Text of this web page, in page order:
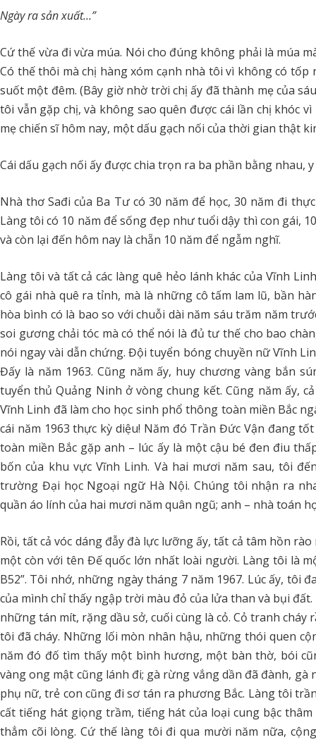
Ngày ra sản xuất…”
Cứ thế vừa đi vừa múa. Nói cho đúng không phải là múa
Có thế thôi mà chị hàng xóm cạnh nhà tôi vì không có
suốt một đêm. (Bây giờ nhờ trời chị ấy đã thành mẹ của
tôi vẫn gặp chị, và không sao quên được cái lần chị khóc
mẹ chiến sĩ hôm nay, một dấu gạch nối của thời gian thật
Cái dấu gạch nối ấy được chia trọn ra ba phần bằng nhau,
Nhà thơ Sađi của Ba Tư có 30 năm để học, 30 năm đi
Làng tôi có 10 năm để sống đẹp như tuổi dậy thì con gái,
và còn lại đến hôm nay là chẵn 10 năm để ngẫm nghĩ.
Làng tôi và tất cả các làng quê hẻo lánh khác của Vĩnh
cô gái nhà quê ra tỉnh, mà là những cô tấm lam lũ, bần
hòa bình có là bao so với chuỗi dài năm sáu trăm năm
soi gương chải tóc mà có thể nói là đủ tư thế cho bao
nói ngay vài dẫn chứng. Đội tuyển bóng chuyền nữ Vĩnh
Đấy là năm 1963. Cũng năm ấy, huy chương vàng bắn
tuyển thủ Quảng Ninh ở vòng chung kết. Cũng năm ấy,
Vĩnh Linh đã làm cho học sinh phổ thông toàn miền Bắc
cái năm 1963 thực kỳ diệu! Năm đó Trần Đức Vận đang
toàn miền Bắc gặp anh – lúc ấy là một cậu bé đen điu
bốn của khu vực Vĩnh Linh. Và hai mươi năm sau, tôi
trường Đại học Ngoại ngữ Hà Nội. Chúng tôi nhận ra
quần áo lính của hai mươi năm quân ngũ; anh – nhà toán
Rồi, tất cả vóc dáng đẫy đà lực lưỡng ấy, tất cả tâm hồn
một còn với tên Đế quốc lớn nhất loài người. Làng tôi là
B52”. Tôi nhớ, những ngày tháng 7 năm 1967. Lúc ấy, tôi
của mình chỉ thấy ngập trời màu đỏ của lửa than và bụi
những tán mít, rặng dầu sở, cuối cùng là cỏ. Cỏ tranh
tôi đã cháy. Những lối mòn nhân hậu, những thói quen
năm đó đố tìm thấy một bình hương, một bàn thờ, bói
vàng ong mật cũng lánh đi; gà rừng vắng dần đã đành,
phụ nữ, trẻ con cũng đi sơ tán ra phương Bắc. Làng tôi
cất tiếng hát giọng trầm, tiếng hát của loại cung bậc
thẳm cõi lòng. Cứ thế làng tôi đi qua mười năm nữa,